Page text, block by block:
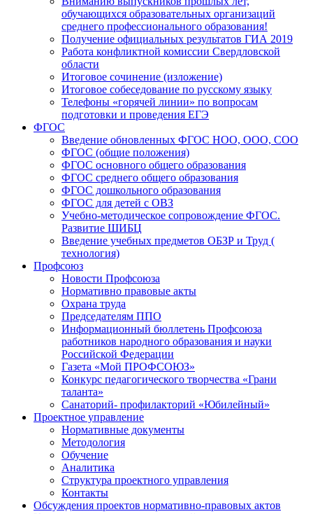
обучающихся образовательных организаций
среднего профессионального образования!
Получение официальных результатов ГИА 2019
Работа конфликтной комиссии Свердловской
области
Итоговое сочинение (изложение)
Итоговое собеседование по русскому языку
Телефоны «горячей линии» по вопросам
подготовки и проведения ЕГЭ
ФГОС
Введение обновленных ФГОС НОО, ООО, СОО
ФГОС (общие положения)
ФГОС основного общего образования
ФГОС среднего общего образования
ФГОС дошкольного образования
ФГОС для детей с ОВЗ
Учебно-методическое сопровождение ФГОС.
Развитие ШИБЦ
Введение учебных предметов ОБЗР и Труд (
технология)
Профсоюз
Новости Профсоюза
Нормативно правовые акты
Охрана труда
Председателям ППО
Информационный бюллетень Профсоюза
работников народного образования и науки
Российской Федерации
Газета «Мой ПРОФСОЮЗ»
Конкурс педагогического творчества «Грани
таланта»
Санаторий- профилакторий «Юбилейный»
Проектное управление
Нормативные документы
Методология
Обучение
Аналитика
Структура проектного управления
Контакты
Обсуждения проектов нормативно-правовых актов